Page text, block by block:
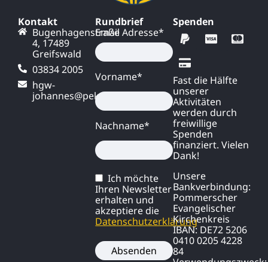
Kontakt
Bugenhagenstraße
4, 17489
Greifswald
03834 2005
hgw-
johannes@pek.de
Rundbrief
Email Adresse*
Vorname*
Nachname*
Ich möchte
Ihren Newsletter
erhalten und
akzeptiere die
Datenschutzerklärung
Spenden
Fast die Hälfte
unserer
Aktivitäten
werden durch
freiwillige
Spenden
finanziert. Vielen
Dank!
Unsere
Bankverbindung:
Pommerscher
Evangelischer
Kirchenkreis
IBAN:DE72 5206
0410 0205 4228
84